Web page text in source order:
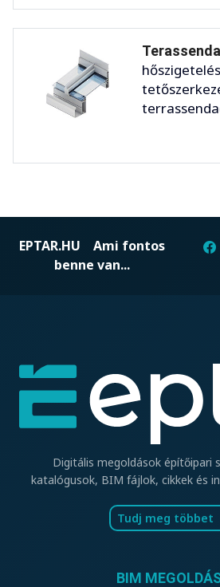
EPTAR.HU Ami fontos
benne van...
Digitális megoldások építőipari
katalógusok, BIM fájlok, cikkek és
Tudj meg többet
BIM